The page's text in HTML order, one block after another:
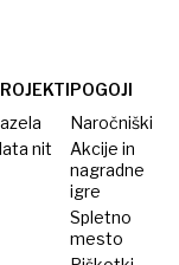
nit
POGOJI
Naročniški
Akcije in
nagradne
igre
Spletno
mesto